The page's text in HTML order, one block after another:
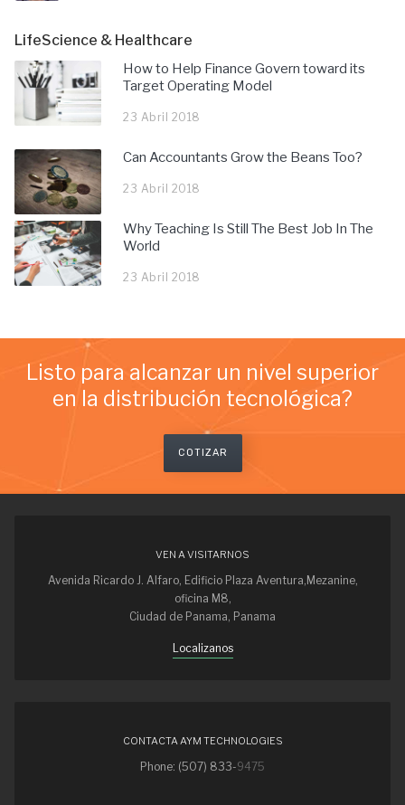
LifeScience & Healthcare
How to Help Finance Govern toward its
Target Operating Model
23 Abril 2018
Can Accountants Grow the Beans Too?
23 Abril 2018
Why Teaching Is Still The Best Job In The
World
23 Abril 2018
Listo para alcanzar un nivel superior
en la distribución tecnológica?
COTIZAR
VEN A VISITARNOS
Avenida Ricardo J. Alfaro, Edificio Plaza Aventura,Mezanine,
oficina M8,
Ciudad de Panama, Panama
Localizanos
CONTACTA AYM TECHNOLOGIES
Phone: (507) 833-9475